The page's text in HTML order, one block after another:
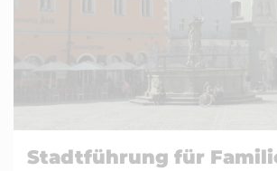
Stadtführung für